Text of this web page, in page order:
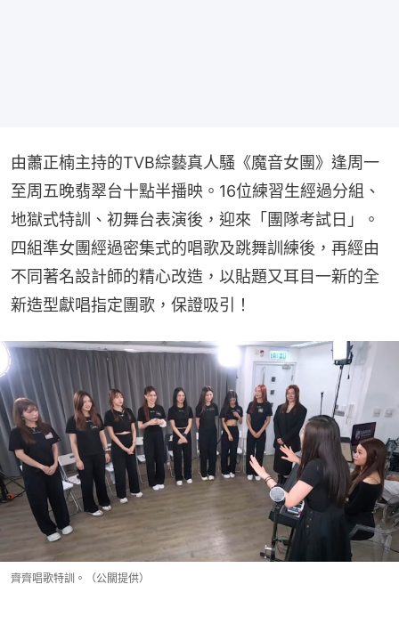
由蕭正楠主持的TVB綜藝真人騷《魔音女團》逢周一
至周五晚翡翠台十點半播映。16位練習生經過分組、
地獄式特訓、初舞台表演後，迎來「團隊考試日」。
四組準女團經過密集式的唱歌及跳舞訓練後，再經由
不同著名設計師的精心改造，以貼題又耳目一新的全
新造型獻唱指定團歌，保證吸引！
齊齊唱歌特訓。（公關提供）